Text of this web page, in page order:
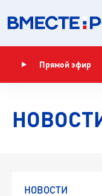
Прямой эфир
НОВОСТИ